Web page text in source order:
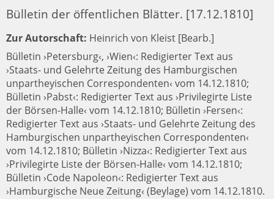
Bülletin der öffentlichen Blätter. [17.12.1810]
Zur Autorschaft: Heinrich von Kleist [Bearb.]
Bülletin ›Petersburg‹, ›Wien‹: Redigierter Text aus
›Staats- und Gelehrte Zeitung des Hamburgischen
unpartheyischen Correspondenten‹ vom 14.12.1810;
Bülletin ›Pabst‹: Redigierter Text aus ›Privilegirte Liste
der Börsen-Halle‹ vom 14.12.1810; Bülletin ›Fersen‹:
Redigierter Text aus ›Staats- und Gelehrte Zeitung des
Hamburgischen unpartheyischen Correspondenten‹
vom 14.12.1810; Bülletin ›Nizza‹: Redigierter Text aus
›Privilegirte Liste der Börsen-Halle‹ vom 14.12.1810;
Bülletin ›Code Napoleon‹: Redigierter Text aus
›Hamburgische Neue Zeitung‹ (Beylage) vom 14.12.1810.